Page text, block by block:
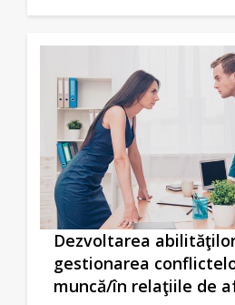
Dezvoltarea
gestionarea
muncă/în relaţiile de